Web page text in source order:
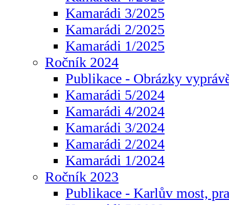
Kamarádi 3/2025
Kamarádi 2/2025
Kamarádi 1/2025
Ročník 2024
Publikace - Obrázky
Kamarádi 5/2024
Kamarádi 4/2024
Kamarádi 3/2024
Kamarádi 2/2024
Kamarádi 1/2024
Ročník 2023
Publikace - Karlův most,